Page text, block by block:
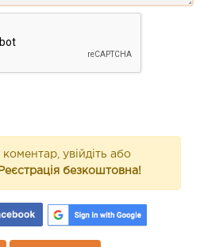
увійдіть або
Реєстрація безкоштовна!